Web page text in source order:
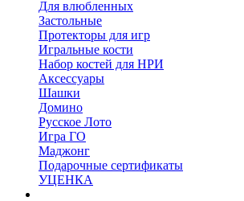
Для влюбленных
Застольные
Протекторы для игр
Игральные кости
Набор костей для НРИ
Аксессуары
Шашки
Домино
Русское Лото
Игра ГО
Маджонг
Подарочные сертификаты
УЦЕНКА